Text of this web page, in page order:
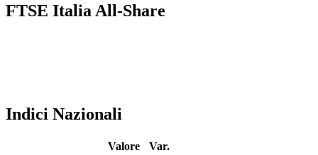
FTSE Italia All-Share
Indici Nazionali
Valore
Var.